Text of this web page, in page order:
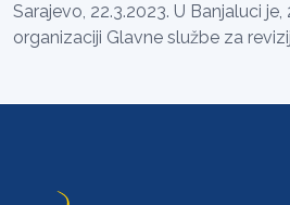
Sarajevo, 22.3.2023. U Banjaluci je,
organizaciji Glavne službe za